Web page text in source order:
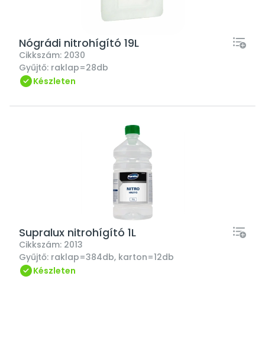
Nógrádi nitrohígító 19L
Cikkszám: 2030
Gyűjtő: raklap=28db
Készleten
Supralux nitrohígító 1L
Cikkszám: 2013
Gyűjtő: raklap=384db, karton=12db
Készleten